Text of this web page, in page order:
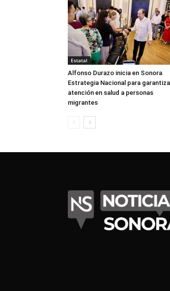
Estatal
Alfonso Durazo inicia en Sonora
Estrategia Nacional para
atención en salud a personas
migrantes